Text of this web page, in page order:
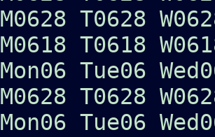
M0628 T0628 W062
M0618 T0618 W06
Mon06 Tue06
M0628 T0628 W062
Mon06 Tue06